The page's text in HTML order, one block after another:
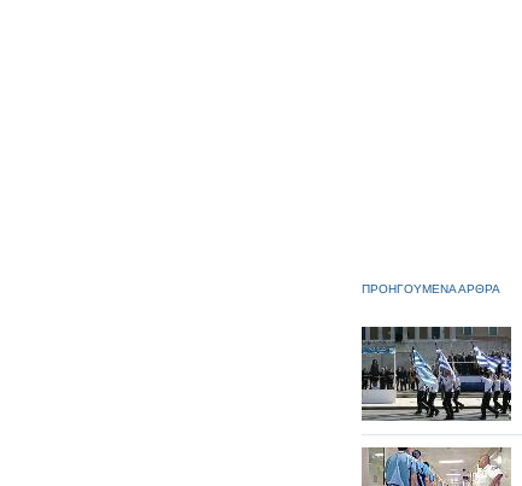
ΠΡΟΗΓΟΥΜΕΝΑ ΑΡΘΡΑ